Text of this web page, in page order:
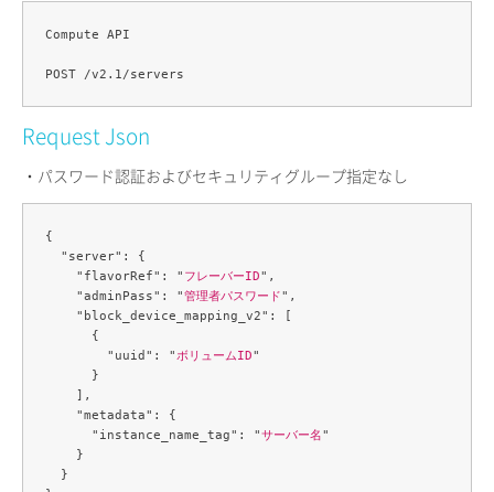
Compute API
Request Json
・パスワード認証およびセキュリティグループ指定なし
{
  "server": {
    "flavorRef": "
フレーバーID",
    "adminPass": "
管理者パスワード",
    "block_device_mapping_v2": [
      {
        "uuid": "
ボリュームID"
      }
    ],
    "metadata": {
      "instance_name_tag": "
サーバー名"
    }
  }